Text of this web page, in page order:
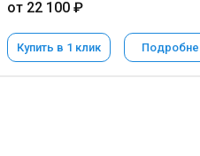
от 22 100 ₽
Купить в 1 клик